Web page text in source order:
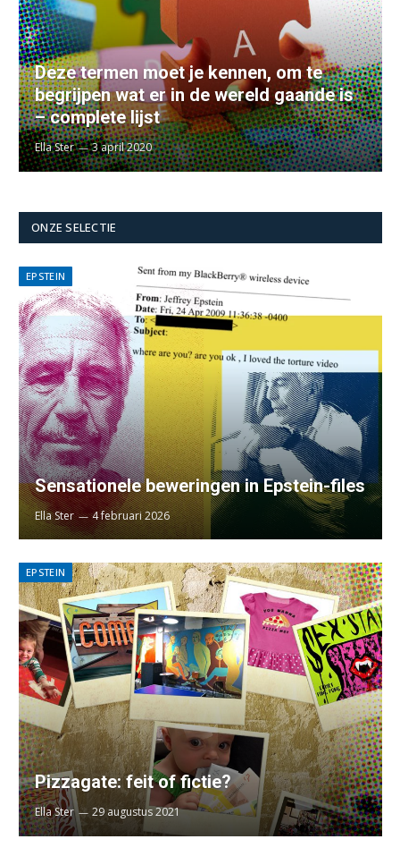
Deze termen moet je kennen, om te
begrijpen wat er in de wereld gaande is
– complete lijst
Ella Ster 3 april 2020
ONZE SELECTIE
EPSTEIN
Sensationele beweringen in Epstein-files
Ella Ster 4 februari 2026
EPSTEIN
Pizzagate: feit of fictie?
Ella Ster 29 augustus 2021